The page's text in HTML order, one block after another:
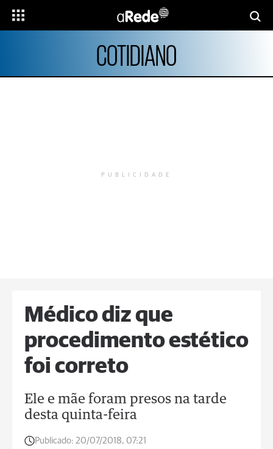
COTIDIANO
PUBLICIDADE
Médico diz que
procedimento estético
foi correto
Ele e mãe foram presos na tarde
desta quinta-feira
Publicado: 20/07/2018, 07:21